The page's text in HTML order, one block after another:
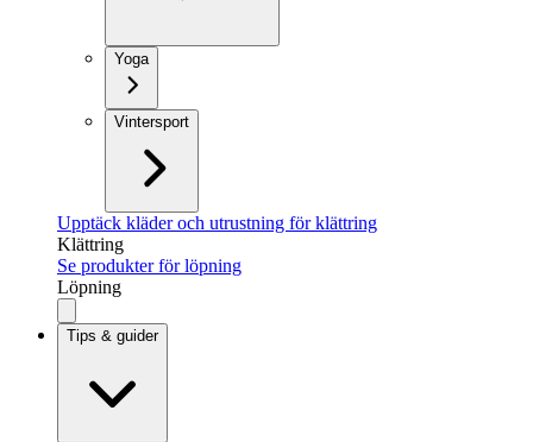
Yoga
Vintersport
Upptäck kläder och utrustning för klättring
Klättring
Se produkter för löpning
Löpning
Tips & guider